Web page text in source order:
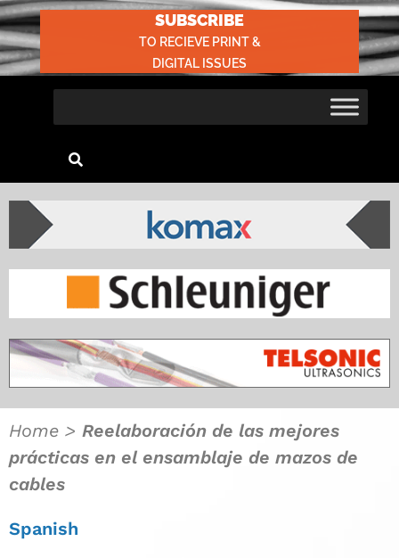
SUBSCRIBE
TO RECIEVE PRINT &
DIGITAL ISSUES
Home > Reelaboración de las mejores
prácticas en el ensamblaje de mazos de
cables
Spanish